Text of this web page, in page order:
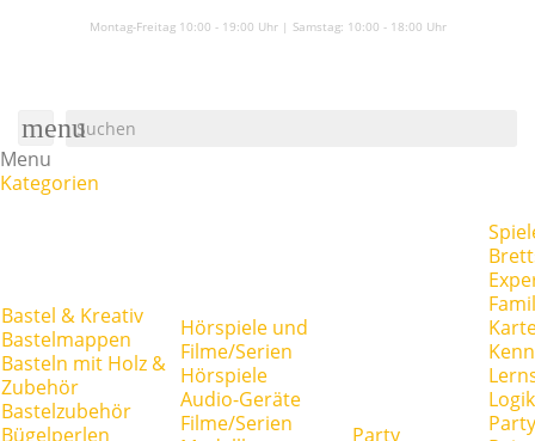
Montag-Freitag 10:00 - 19:00 Uhr | Samstag: 10:00 - 18:00 Uhr
menu
Menu
Kategorien
Bastel & Kreativ
Bastelmappen
Basteln mit Holz &
Zubehör
Bastelzubehör
Bügelperlen
Hörspiele und
Filme/Serien
Hörspiele
Audio-Geräte
Filme/Serien
Party